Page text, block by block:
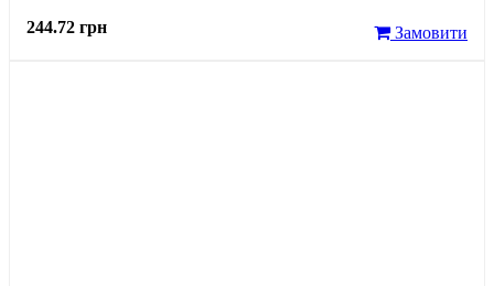
244.72 грн Замовити